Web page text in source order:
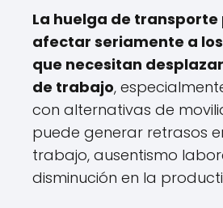
La huelga de transporte
afectar seriamente a
que necesitan
de trabajo,
con alternativas de
puede generar retrasos
trabajo, ausentismo
disminución en la